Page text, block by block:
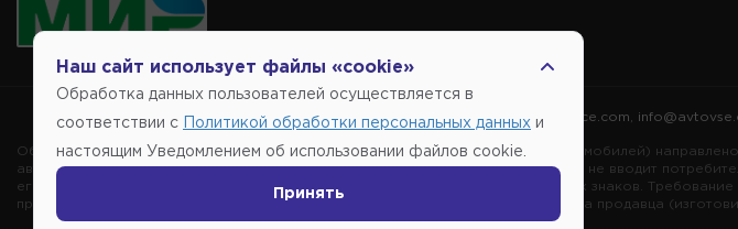
Copyright @2014-2026 | Автовсе.com
Обращаем внимание, указание ТОВАРНЫХ ЗНАКОВ (наименований марок автомобилей)
автомобиля, то есть на потребительские свойства товара. Данная информация не вводит
его производителе, не нарушает права правообладателей указанных товарных знаков.
продаже, обеспечивающую возможность их правильного выбора возложено на продавца
Наш сайт использует файлы «cookie»
Обработка данных пользователей осуществляется в
соответствии с Политикой обработки персональных данных и
настоящим Уведомлением об использовании файлов cookie.
Принять